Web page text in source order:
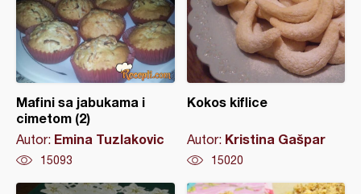
Mafini sa jabukama i
cimetom (2)
Autor: Emina Tuzlakovic
15093
Kokos kiflice
Autor: Kristina Gašpar
15020